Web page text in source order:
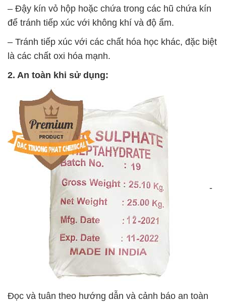
– Đậy kín vỏ hộp hoặc chứa trong các hũ chứa kín
để tránh tiếp xúc với không khí và độ ẩm.
– Tránh tiếp xúc với các chất hóa học khác, đặc biệt
là các chất oxi hóa mạnh.
2. An toàn khi sử dụng:
-
Đọc và tuân theo hướng dẫn và cảnh báo an toàn